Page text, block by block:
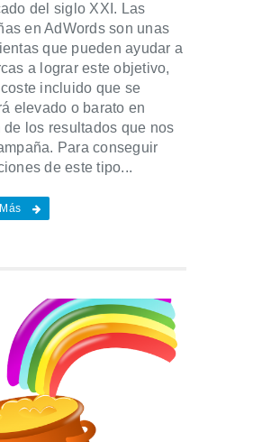
del siglo XXI. Las
en AdWords son unas
que pueden ayudar a
a lograr este objetivo,
incluido que se
elevado o barato en
de los resultados que nos
Para conseguir
de este tipo...